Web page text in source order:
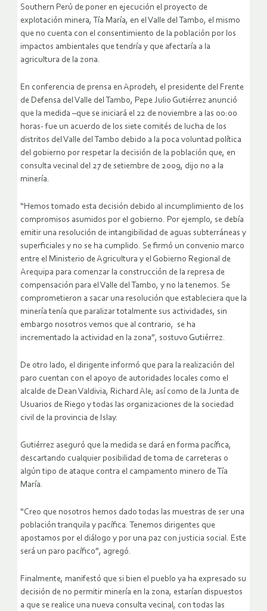
Southern Perú de poner en ejecución el proyecto de
explotación minera, Tía María, en el Valle del Tambo, el mismo
que no cuenta con el consentimiento de la población por los
impactos ambientales que tendría y que afectaría a la
agricultura de la zona.
En conferencia de prensa en Aprodeh, el presidente del Frente
de Defensa del Valle del Tambo, Pepe Julio Gutiérrez anunció
que la medida –que se iniciará el 22 de noviembre a las 00:00
horas- fue un acuerdo de los siete comités de lucha de los
distritos del Valle del Tambo debido a la poca voluntad política
del gobierno por respetar la decisión de la población que, en
consulta vecinal del 27 de setiembre de 2009, dijo no a la
minería.
“Hemos tomado esta decisión debido al incumplimiento de los
compromisos asumidos por el gobierno. Por ejemplo, se debía
emitir una resolución de intangibilidad de aguas subterráneas y
superficiales y no se ha cumplido. Se firmó un convenio marco
entre el Ministerio de Agricultura y el Gobierno Regional de
Arequipa para comenzar la construcción de la represa de
compensación para el Valle del Tambo, y no la tenemos. Se
comprometieron a sacar una resolución que estableciera que la
minería tenía que paralizar totalmente sus actividades, sin
embargo nosotros vemos que al contrario, se ha
incrementado la actividad en la zona”, sostuvo Gutiérrez.
De otro lado, el dirigente informó que para la realización del
paro cuentan con el apoyo de autoridades locales como el
alcalde de Dean Valdivia, Richard Ale; así como de la Junta de
Usuarios de Riego y todas las organizaciones de la sociedad
civil de la provincia de Islay.
Gutiérrez aseguró que la medida se dará en forma pacífica,
descartando cualquier posibilidad de toma de carreteras o
algún tipo de ataque contra el campamento minero de Tía
María.
“Creo que nosotros hemos dado todas las muestras de ser una
población tranquila y pacífica. Tenemos dirigentes que
apostamos por el diálogo y por una paz con justicia social. Este
será un paro pacífico”, agregó.
Finalmente, manifestó que si bien el pueblo ya ha expresado su
decisión de no permitir minería en la zona, estarían dispuestos
a que se realice una nueva consulta vecinal, con todas las